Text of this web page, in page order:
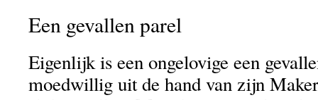
Een gevallen parel
Eigenlijk is een ongelovige een
moedwillig uit de hand van zijn